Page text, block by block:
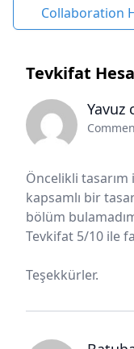
Collaboration
Tevkifat
Yavuz
Öncelikli
kapsamlı bir
bölüm
Tevkifat 5/10 ile
Teşekkürler.